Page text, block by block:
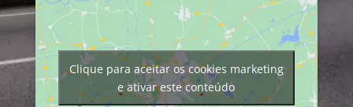
Clique para aceitar os cookies marketing
e ativar este conteúdo